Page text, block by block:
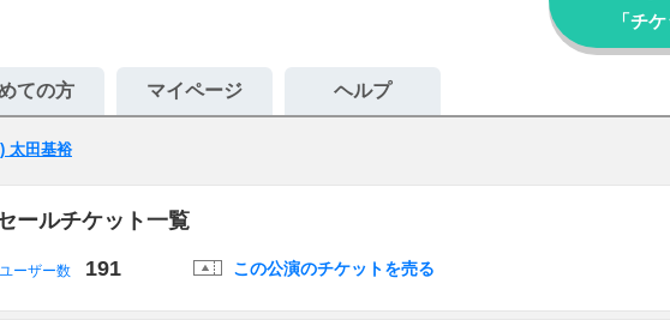
「チ
ての方 マイページ ヘルプ
太田基裕
ールチケット一覧
ーザー数 191 この公演のチケットを売る